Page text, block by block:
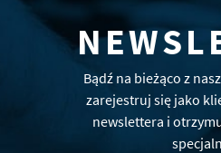
Bądź na bieżąco z
zarejestruj się jako
newslettera i